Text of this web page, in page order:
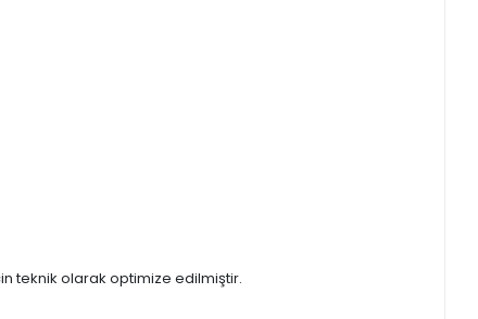
teknik olarak optimize edilmiştir.